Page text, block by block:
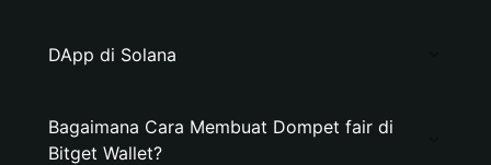
DApp di Solana
Bagaimana Cara Membuat Dompet fair di
Bitget Wallet?